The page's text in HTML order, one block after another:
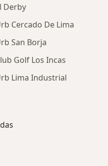
Derby
Cercado De Lima
San Borja
Golf Los Incas
Lima Industrial